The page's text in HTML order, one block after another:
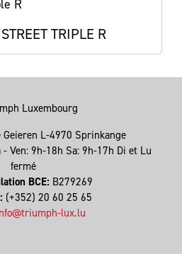
TRIPLE R
Geieren L-4970 Sprinkange
- Ven: 9h-18h Sa: 9h-17h Di et Lu
fermé
BCE: B279269
(+352) 20 60 25 65
lux.lu